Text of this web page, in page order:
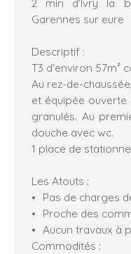
2 min d'Ivry la
Garennes sur eure
Descriptif :
T3 d'environ 57m²
Au rez-de-
et équipée
granulés. Au
douche avec wc.
1 place de
Les Atouts :
Pas de charges
Proche des
Aucun travaux à
Commodités :